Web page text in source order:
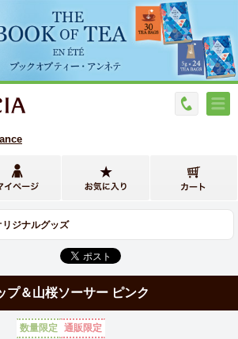
リジナルグッズ
プ＆山桜ソーサー ピンク
数量限定 通販限定